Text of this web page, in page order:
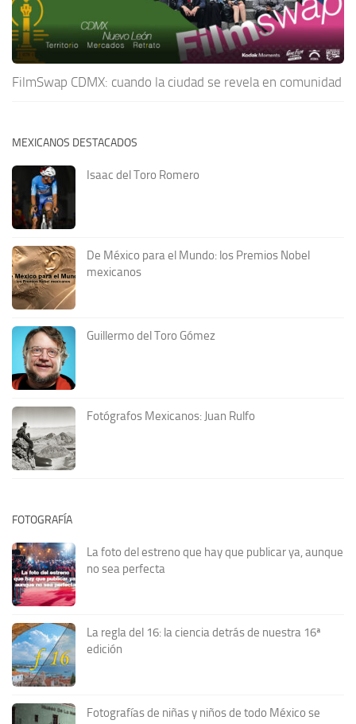
FilmSwap CDMX: cuando la ciudad se revela en comunidad
MEXICANOS DESTACADOS
Isaac del Toro Romero
De México para el Mundo: los Premios Nobel
mexicanos
Guillermo del Toro Gómez
Fotógrafos Mexicanos: Juan Rulfo
FOTOGRAFÍA
La foto del estreno que hay que publicar ya, aunque
no sea perfecta
La regla del 16: la ciencia detrás de nuestra 16ª
edición
Fotografías de niñas y niños de todo México se